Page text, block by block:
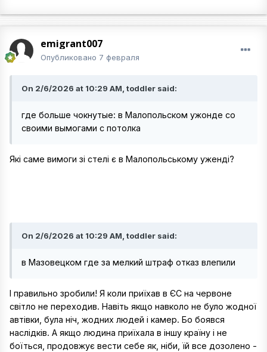
emigrant007
Опубликовано 7 февраля
On 2/6/2026 at 10:29 AM, toddler said:
где больше чокнутые: в Малопольском ужонде со
своими вымогами с потолка
Які саме вимоги зі стелі є в Малопольському уженді?
On 2/6/2026 at 10:29 AM, toddler said:
в Мазовецком где за мелкий штраф отказ влепили
І правильно зробили! Я коли приїхав в ЄС на червоне
світло не переходив. Навіть якщо навколо не було жодної
автівки, була ніч, жодних людей і камер. Бо боявся
наслідків. А якщо людина приїхала в іншу країну і не
боїться, продовжує вести себе як, ніби, їй все дозолено -